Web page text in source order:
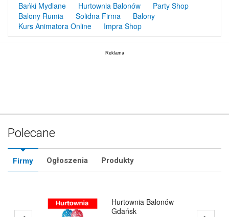
Bańki Mydlane
Hurtownia Balonów
Party Shop
Balony Rumia
Solidna Firma
Balony
Kurs Animatora Online
Impra Shop
Polecane
Firmy Ogłoszenia Produkty
Balony Rewa